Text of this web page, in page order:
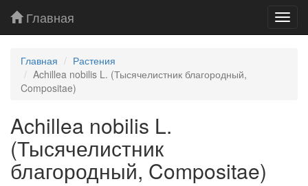
Главная
Главная
Растения
Achillea nobilis L. (Тысячелистник благородный,
Compositae)
Achillea nobilis L.
(Тысячелистник
благородный, Compositae)